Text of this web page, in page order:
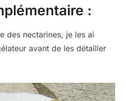
:
des nectarines, je les ai
avant de les détailler